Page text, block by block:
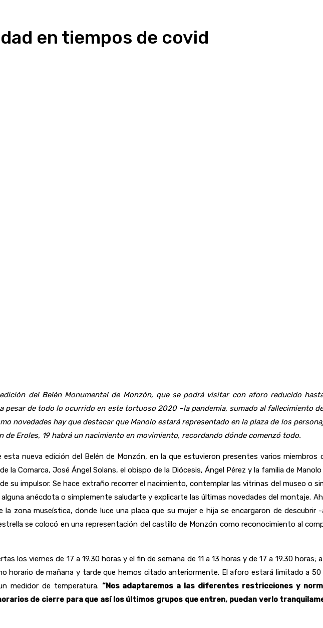
en tiempos de covid
del Belén Monumental de Monzón, que se podrá visitar con aforo reducido
pesar de todo lo ocurrido en este tortuoso 2020 –la pandemia, sumado al fallecimiento
novedades hay que destacar que Manolo estará representado en la plaza de los
Eroles, 19 habrá un nacimiento en movimiento, recordando dónde comenzó todo.
nueva edición del Belén de Monzón, en la que estuvieron presentes varios miembros
la Comarca, José Ángel Solans, el obispo de la Diócesis, Ángel Pérez y la familia de
su impulsor. Se hace extraño recorrer el nacimiento, contemplar las vitrinas del museo o
anécdota o simplemente saludarte y explicarte las últimas novedades del montaje.
zona museística, donde luce una placa que su mujer e hija se encargaron de descubrir
se colocó en una representación del castillo de Monzón como reconocimiento al
los viernes de 17 a 19.30 horas y el fin de semana de 11 a 13 horas y de 17 a 19.30 horas;
horario de mañana y tarde que hemos citado anteriormente. El aforo estará limitado a
medidor de temperatura. “Nos adaptaremos a las diferentes restricciones y
de cierre para que así los últimos grupos que entren, puedan verlo